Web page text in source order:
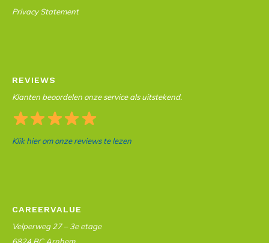
Privacy Statement
REVIEWS
Klanten beoordelen onze service als uitstekend.
Klik hier om onze reviews te lezen
CAREERVALUE
Velperweg 27 – 3e etage